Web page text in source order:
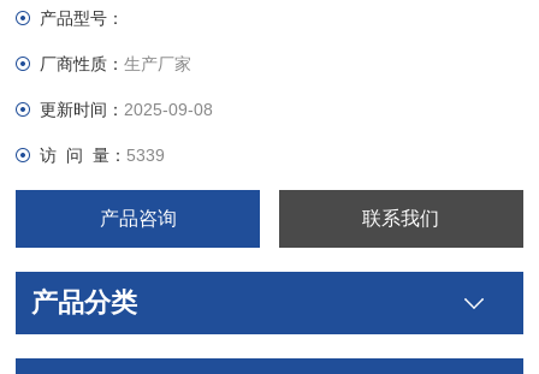
产品型号：
厂商性质：生产厂家
更新时间： 2025-09-08
访 问 量： 5339
产品咨询 联系我们
产品分类